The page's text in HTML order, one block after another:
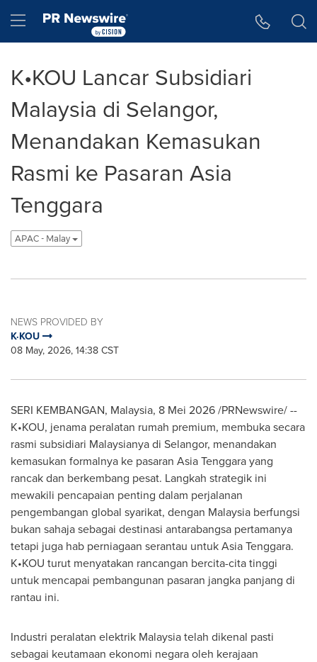
Hamburger menu
K•KOU Lancar Subsidiari
Malaysia di Selangor,
Menandakan Kemasukan
Rasmi ke Pasaran Asia
Tenggara
APAC - Malay
NEWS PROVIDED BY
K·KOU
08 May, 2026, 14:38 CST
SERI KEMBANGAN, Malaysia, 8 Mei 2026/PRNewswire/ --
K•KOU, jenama peralatan rumah premium, membuka secara
rasmi subsidiari Malaysianya di Selangor, menandakan
kemasukan formalnya ke pasaran Asia Tenggara yang
rancak dan berkembang pesat. Langkah strategik ini
mewakili pencapaian penting dalam perjalanan
pengembangan global syarikat, dengan Malaysia berfungsi
bukan sahaja sebagai destinasi antarabangsa pertamanya
tetapi juga hab perniagaan serantau untuk Asia Tenggara.
K•KOU turut menyatakan rancangan bercita-cita tinggi
untuk mencapai pembangunan pasaran jangka panjang di
rantau ini.
Industri peralatan elektrik Malaysia telah dikenal pasti
sebagai keutamaan ekonomi negara oleh kerajaan